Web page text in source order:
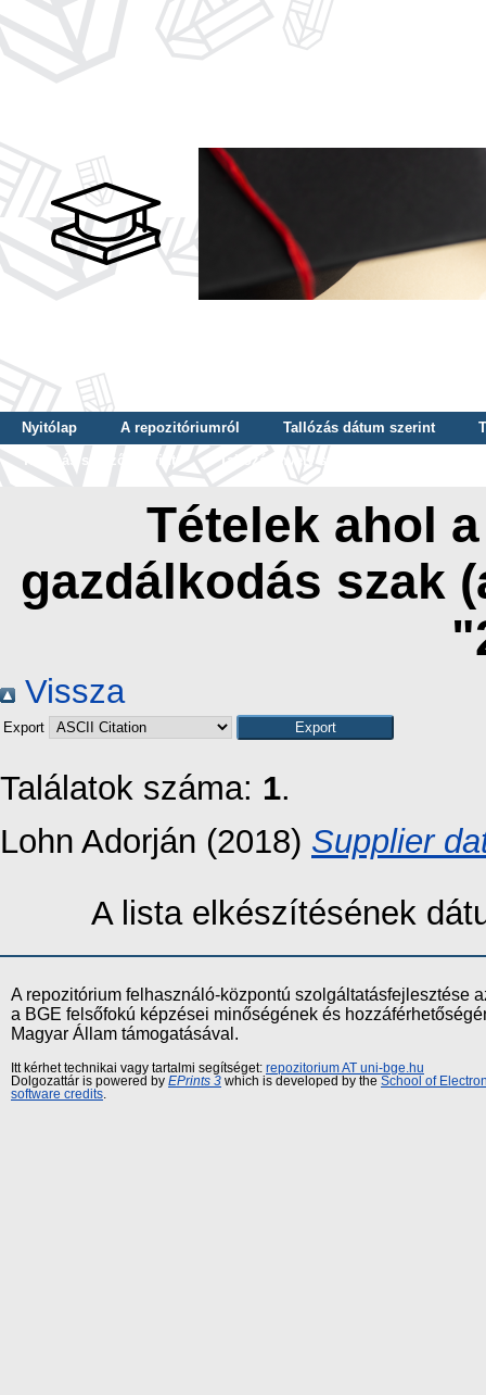
Nyitólap A repozitóriumról Tallózás dátum szerint
Tallózás szerző szerint
Tallózás nyelv szerint
Tételek ahol
gazdálkodás szak
Vissza
Export
Találatok száma: 1.
Lohn Adorján (2018) Supplier
A lista elkészítésének
A repozitórium felhasználó-központú szolgáltatásfejlesztése
a BGE felsőfokú képzései minőségének és
Magyar Állam támogatásával.
Itt kérhet technikai vagy tartalmi segítséget: repozitorium AT uni-bge.hu
Dolgozattár is powered by EPrints 3 which is developed by the School of
software credits